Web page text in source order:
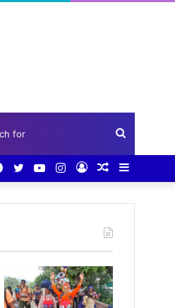
Search
for
Sidebar
Random
Log
Instagram
YouTube
Twitter
Facebook